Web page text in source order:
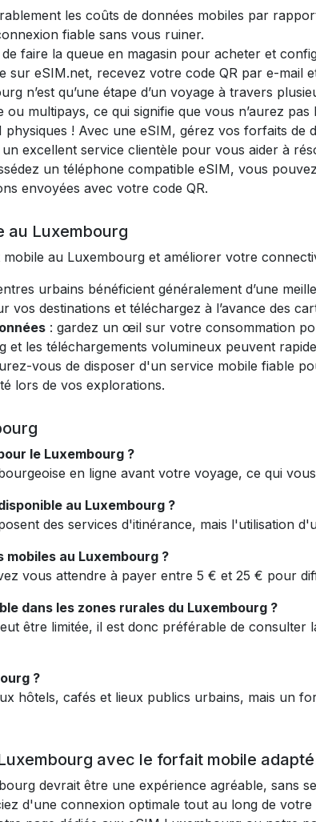
les coûts de données mobiles par
fiable sans vous ruiner.
de faire la queue en magasin pour acheter et
sur eSIM.net, recevez votre code QR par e-mail
n’est qu’une étape d’un voyage à travers
multipays, ce qui signifie que vous n’aurez
physiques ! Avec une eSIM, gérez vos forfaits de
excellent service clientèle pour vous aider à
un téléphone compatible eSIM, vous
envoyées avec votre code QR.
au Luxembourg
au Luxembourg et améliorer votre
urbains bénéficient généralement d’une
vos destinations et téléchargez à l’avance des
: gardez un œil sur votre consommation
et les téléchargements volumineux peuvent
vous de disposer d'un service mobile fiable
lors de vos explorations.
le Luxembourg ?
en ligne avant votre voyage, ce qui
au Luxembourg ?
des services d'itinérance, mais l'utilisation
mobiles au Luxembourg ?
vous attendre à payer entre 5 € et 25 € pour
dans les zones rurales du Luxembourg ?
être limitée, il est donc préférable de
?
hôtels, cafés et lieux publics urbains, mais un
avec le forfait mobile
devrait être une expérience agréable, sans
d'une connexion optimale tout au long de